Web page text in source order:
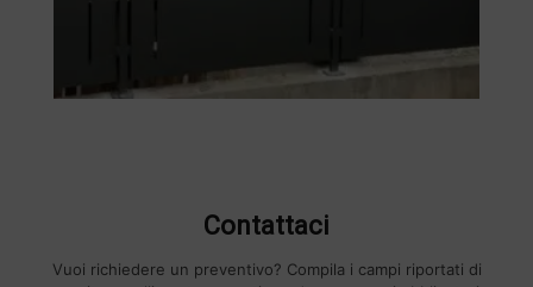
Contattaci
Vuoi richiedere un preventivo? Compila i campi riportati di